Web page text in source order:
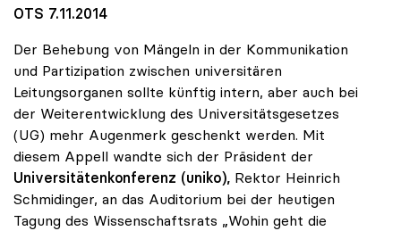
OTS 7.11.2014
Der Behebung von Mängeln in der Kommunikation
und Partizipation zwischen universitären
Leitungsorganen sollte künftig intern, aber auch bei
der Weiterentwicklung des Universitätsgesetzes
(UG) mehr Augenmerk geschenkt werden. Mit
diesem Appell wandte sich der Präsident der
Universitätenkonferenz (uniko), Rektor Heinrich
Schmidinger, an das Auditorium bei der heutigen
Tagung des Wissenschaftsrats „Wohin geht die